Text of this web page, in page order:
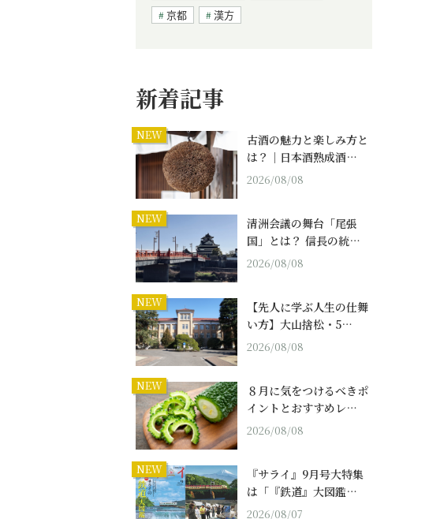
京都
漢方
新着記事
NEW
古酒の魅力と楽しみ方と
は？｜日本酒熟成酒…
2026/08/08
NEW
清洲会議の舞台「尾張
国」とは？ 信長の統…
2026/08/08
NEW
【先人に学ぶ人生の仕舞
い方】大山捨松・5…
2026/08/08
NEW
８月に気をつけるべきポ
イントとおすすめレ…
2026/08/08
NEW
『サライ』9月号大特集
は「『鉄道』大図鑑…
2026/08/07